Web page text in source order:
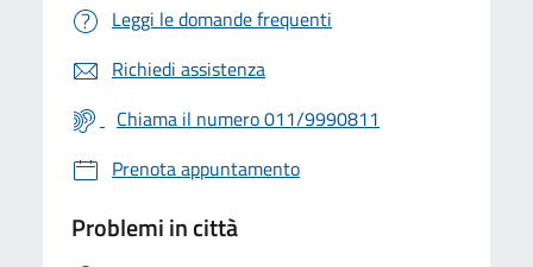
Leggi le domande frequenti
Richiedi assistenza
Chiama il numero 011/9990811
Prenota appuntamento
Problemi in città